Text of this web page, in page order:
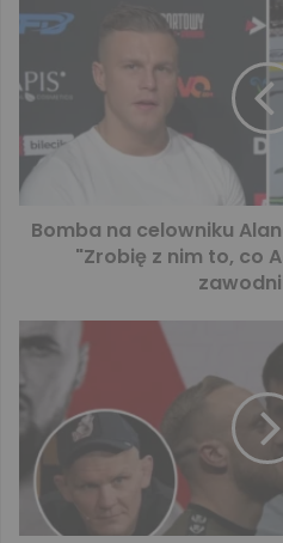
Bomba na celowniku
"Zrobię z nim to, co